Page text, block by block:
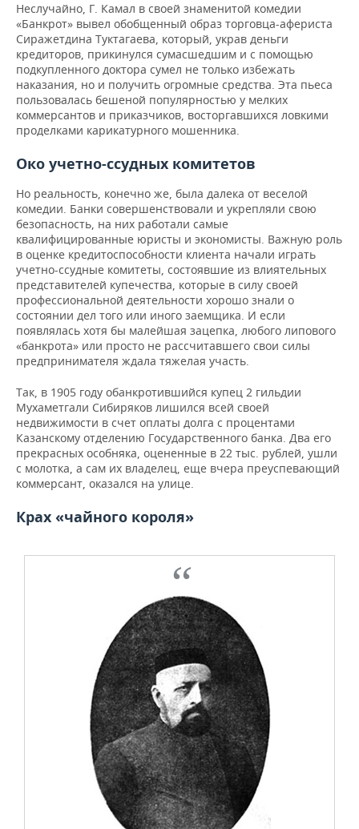
Неслучайно, Г. Камал в своей знаменитой комедии
«Банкрот» вывел обобщенный образ торговца-афериста
Сиражетдина Туктагаева, который, украв деньги
кредиторов, прикинулся сумасшедшим и с помощью
подкупленного доктора сумел не только избежать
наказания, но и получить огромные средства. Эта пьеса
пользовалась бешеной популярностью у мелких
коммерсантов и приказчиков, восторгавшихся ловкими
проделками карикатурного мошенника.
Око учетно-ссудных комитетов
Но реальность, конечно же, была далека от веселой
комедии. Банки совершенствовали и укрепляли свою
безопасность, на них работали самые
квалифицированные юристы и экономисты. Важную роль
в оценке кредитоспособности клиента начали играть
учетно-ссудные комитеты, состоявшие из влиятельных
представителей купечества, которые в силу своей
профессиональной деятельности хорошо знали о
состоянии дел того или иного заемщика. И если
появлялась хотя бы малейшая зацепка, любого липового
«банкрота» или просто не рассчитавшего свои силы
предпринимателя ждала тяжелая участь.
Так, в 1905 году обанкротившийся купец 2 гильдии
Мухаметгали Сибиряков лишился всей своей
недвижимости в счет оплаты долга с процентами
Казанскому отделению Государственного банка. Два его
прекрасных особняка, оцененные в 22 тыс. рублей, ушли
с молотка, а сам их владелец, еще вчера преуспевающий
коммерсант, оказался на улице.
Крах «чайного короля»